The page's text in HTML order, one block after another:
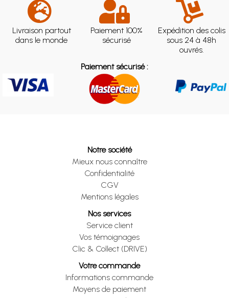
Livraison partout
dans le monde
Paiement 100%
sécurisé
Expédition des colis
sous 24 à 48h
ouvrés.
Paiement sécurisé :
Notre société
Mieux nous connaître
Confidentialité
CGV
Mentions légales
Nos services
Service client
Vos témoignages
Clic & Collect (DRIVE)
Votre commande
Informations commande
Moyens de paiement